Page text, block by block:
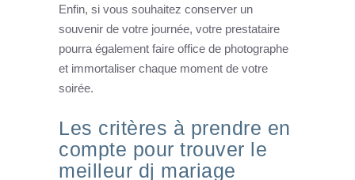
Enfin, si vous souhaitez conserver un
souvenir de votre journée, votre prestataire
pourra également faire office de photographe
et immortaliser chaque moment de votre
soirée.
Les critères à prendre en
compte pour trouver le
meilleur dj mariage